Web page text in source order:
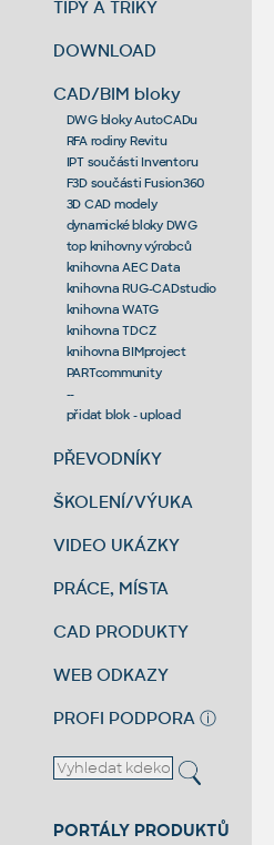
TIPY A TRIKY
DOWNLOAD
CAD/BIM bloky
DWG bloky AutoCADu
RFA rodiny Revitu
IPT součásti Inventoru
F3D součásti Fusion360
3D CAD modely
dynamické bloky DWG
top knihovny výrobců
knihovna AEC Data
knihovna RUG-CADstudio
knihovna WATG
knihovna TDCZ
knihovna BIMproject
PARTcommunity
--
přidat blok - upload
PŘEVODNÍKY
ŠKOLENÍ/VÝUKA
VIDEO UKÁZKY
PRÁCE, MÍSTA
CAD PRODUKTY
WEB ODKAZY
PROFI PODPORA ⓘ
PORTÁLY PRODUKTŮ